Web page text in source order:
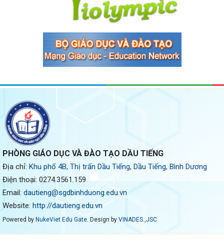
PHÒNG GIÁO DỤC VÀ ĐÀO TẠO DẦU TIẾNG
Địa chỉ: Khu phố 4B, Thị trấn Dầu Tiếng, Dầu Tiếng, Bình Dương
Điện thoại: 0274.3561.159
Email: dautieng@sgdbinhduong.edu.vn
Website: http://dautieng.edu.vn
Powered by NukeViet Edu Gate. Design by VINADES.,JSC